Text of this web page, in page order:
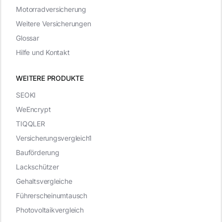
WEITERE PRODUKTE
Motorradversicherung
Weitere Versicherungen
Glossar
Hilfe und Kontakt
SEOKI
WeEncrypt
TIQQLER
Versicherungsvergleich1
Bauförderung
Lackschützer
Gehaltsvergleiche
Führerscheinumtausch
Photovoltaikvergleich